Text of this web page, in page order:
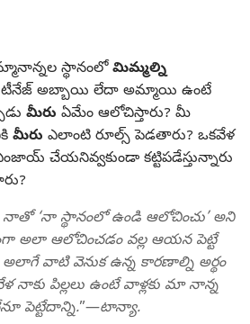
స్థానంలోమిమ్మల్ని
టీనేజ్‌ అబ్బాయి లేదా అమ్మాయి ఉంటే
మీరు ఏమేం ఆలోచిస్తారు? మీ
మీరు ఎలాంటి రూల్స్‌ పెడతారు? ఒకవేళ
చేయనివ్వకుండా కట్టిపడేస్తున్నారు
నాతో ‘నా స్థానంలో ఉండి ఆలోచించు’ అని
అలా ఆలోచించడం వల్ల ఆయన పెట్టే
అలాగే వాటి వెనుక ఉన్న కారణాల్ని అర్థం
నాకు పిల్లలు ఉంటే వాళ్లకు మా నాన్న
పెట్టేదాన్ని.”—టాన్యా.